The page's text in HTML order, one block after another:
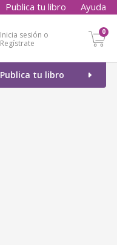
Publica tu libro Ayuda
Inicia sesión o
Regístrate
0
Publica tu libro